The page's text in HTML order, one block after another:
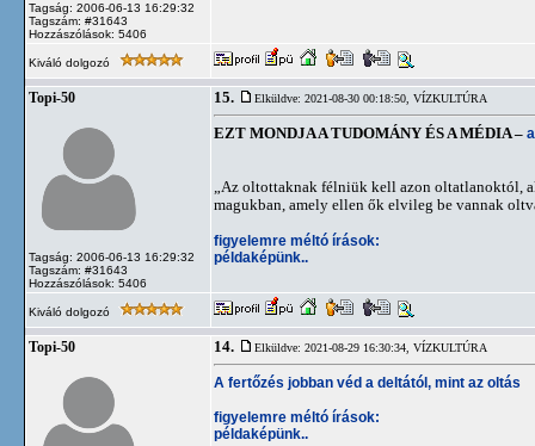
Tagság: 2006-06-13 16:29:32
Tagszám: #31643
Hozzászólások: 5406
Kiváló dolgozó
Topi-50
Tagság: 2006-06-13 16:29:32
Tagszám: #31643
Hozzászólások: 5406
15. Elküldve: 2021-08-30 00:18:50, VÍZKULTÚRA
EZT MONDJA A TUDOMÁNY ÉS A MÉDIA –
„Az oltottaknak félniük kell azon oltatlanoktól,
magukban, amely ellen ők elvileg be vannak
figyelemre méltó írások:
példaképünk..
Kiváló dolgozó
Topi-50 14. Elküldve: 2021-08-29 16:30:34, VÍZKULTÚRA
A fertőzés jobban véd a deltától, mint az oltás
figyelemre méltó írások:
példaképünk..